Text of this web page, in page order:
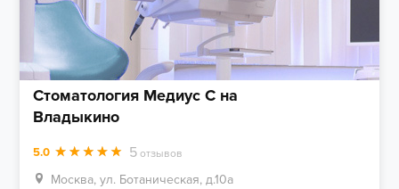
Стоматология Медиус С на
Владыкино
5.0 5 отзывов
Москва, ул. Ботаническая, д.10а